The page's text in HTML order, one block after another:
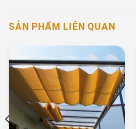
SẢN PHẨM LIÊN QUAN